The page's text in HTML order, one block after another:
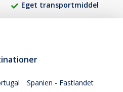
Eget transportmiddel
Spanien - Fastlandet